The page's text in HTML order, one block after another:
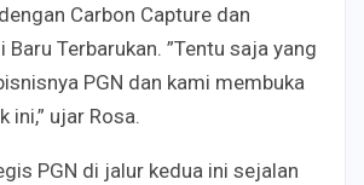
Carbon Capture dan
Baru Terbarukan. ”Tentu saja yang
PGN dan kami membuka
ini,” ujar Rosa.
PGN di jalur kedua ini sejalan